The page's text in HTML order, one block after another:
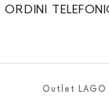
ORDINI
Outlet LAGO